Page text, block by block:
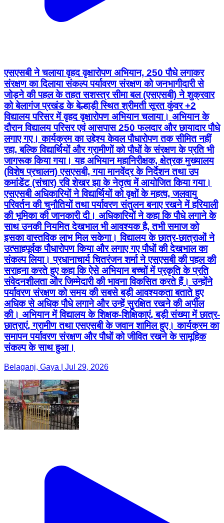
एसएसबी ने चलाया वृहद वृक्षारोपण अभियान, 250 पौधे लगाकर
संरक्षण का दिलाया संकल्प पर्यावरण संरक्षण को जनभागीदारी से
जोड़ने की पहल के तहत सशस्त्र सीमा बल (एसएसबी) ने शुक्रवार
को बेलागंज प्रखंड के बेल्हाड़ी स्थित श्रीमती सूरत कुंवर +2
विद्यालय परिसर में वृहद वृक्षारोपण अभियान चलाया। अभियान के
दौरान विद्यालय परिसर एवं आसपास 250 फलदार और छायादार पौधे
लगाए गए। कार्यक्रम का उद्देश्य केवल पौधारोपण तक सीमित नहीं
रहा, बल्कि विद्यार्थियों और ग्रामीणों को पौधों के संरक्षण के प्रति भी
जागरूक किया गया। यह अभियान महानिरीक्षक, क्षेत्रक मुख्यालय
(विशेष प्रचालन) एसएसबी, गया मानवेंद्र के निर्देशन तथा उप
कमांडेंट (संचार) रवि शेखर झा के नेतृत्व में आयोजित किया गया।
एसएसबी अधिकारियों ने विद्यार्थियों को वृक्षों के महत्व, जलवायु
परिवर्तन की चुनौतियों तथा पर्यावरण संतुलन बनाए रखने में हरियाली
की भूमिका की जानकारी दी। अधिकारियों ने कहा कि पौधे लगाने के
साथ उनकी नियमित देखभाल भी आवश्यक है, तभी समाज को
इसका वास्तविक लाभ मिल सकेगा। विद्यालय के छात्र-छात्राओं ने
उत्साहपूर्वक पौधारोपण किया और लगाए गए पौधों की देखभाल का
संकल्प लिया। प्रधानाचार्य चितरंजन शर्मा ने एसएसबी की पहल की
सराहना करते हुए कहा कि ऐसे अभियान बच्चों में प्रकृति के प्रति
संवेदनशीलता और जिम्मेदारी की भावना विकसित करते हैं। उन्होंने
पर्यावरण संरक्षण को समय की सबसे बड़ी आवश्यकता बताते हुए
अधिक से अधिक पौधे लगाने और उन्हें सुरक्षित रखने की अपील
की। अभियान में विद्यालय के शिक्षक-शिक्षिकाएं, बड़ी संख्या में छात्र-
छात्राएं, ग्रामीण तथा एसएसबी के जवान शामिल हुए। कार्यक्रम का
समापन पर्यावरण संरक्षण और पौधों को जीवित रखने के सामूहिक
संकल्प के साथ हुआ।
Belaganj, Gaya | Jul 29, 2026